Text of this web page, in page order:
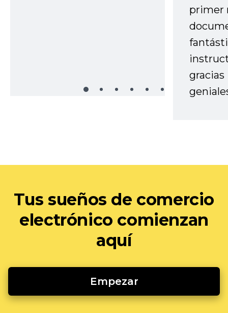
primer
gracias
Tus sueños de comercio
electrónico comienzan
aquí
Empezar